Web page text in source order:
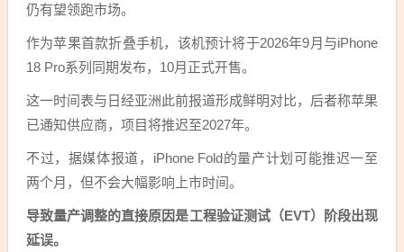
仍有望领跑市场。
作为苹果首款折叠手机，该机预计将于2026年9月与iPhone
18 Pro系列同期发布，10月正式开售。
这一时间表与日经亚洲此前报道形成鲜明对比，后者称苹果
已通知供应商，项目将推迟至2027年。
不过，据媒体报道，iPhone Fold的量产计划可能推迟一至
两个月，但不会大幅影响上市时间。
导致量产调整的直接原因是工程验证测试（EVT）阶段出现
延误。